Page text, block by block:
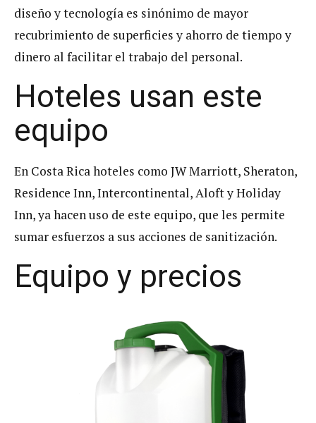
diseño y tecnología es sinónimo de mayor
recubrimiento de superficies y ahorro de tiempo y
dinero al facilitar el trabajo del personal.
Hoteles usan este
equipo
En Costa Rica hoteles como JW Marriott, Sheraton,
Residence Inn, Intercontinental, Aloft y Holiday
Inn, ya hacen uso de este equipo, que les permite
sumar esfuerzos a sus acciones de sanitización.
Equipo y precios